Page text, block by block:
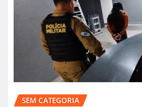
SEM CATEGORIA